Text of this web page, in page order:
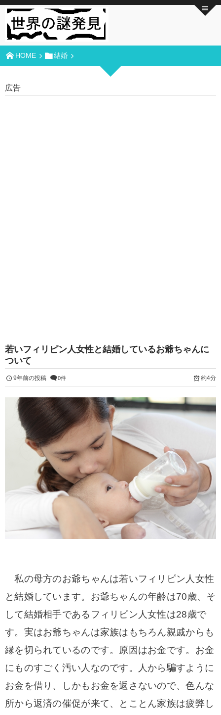
HOME 結婚
広告
若いフィリピン人女性と結婚しているお爺ちゃんに
ついて
9年前の投稿 0件 約4分
私の母方のお爺ちゃんは若いフィリピン人女性
と結婚しています。お爺ちゃんの年齢は70歳、そ
して結婚相手であるフィリピン人女性は28歳で
す。実はお爺ちゃんは家族はもちろん親戚からも
縁を切られているのです。原因はお金です。お金
にものすごく汚い人なのです。人から騙すように
お金を借り、しかもお金を返さないので、色んな
所から返済の催促が来て、とことん家族は疲弊し